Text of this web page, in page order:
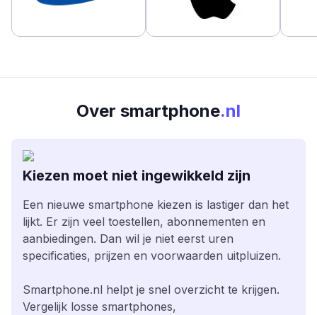
Over smartphone.nl
Kiezen moet niet ingewikkeld zijn
Een nieuwe smartphone kiezen is lastiger dan het
lijkt. Er zijn veel toestellen, abonnementen en
aanbiedingen. Dan wil je niet eerst uren
specificaties, prijzen en voorwaarden uitpluizen.
Smartphone.nl helpt je snel overzicht te krijgen.
Vergelijk losse smartphones,